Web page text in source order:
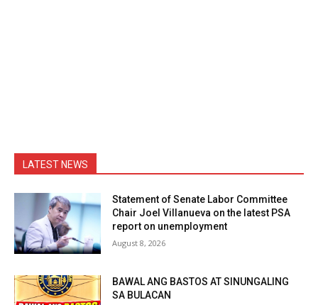
LATEST NEWS
Statement of Senate Labor Committee
Chair Joel Villanueva on the latest PSA
report on unemployment
August 8, 2026
BAWAL ANG BASTOS AT SINUNGALING
SA BULACAN